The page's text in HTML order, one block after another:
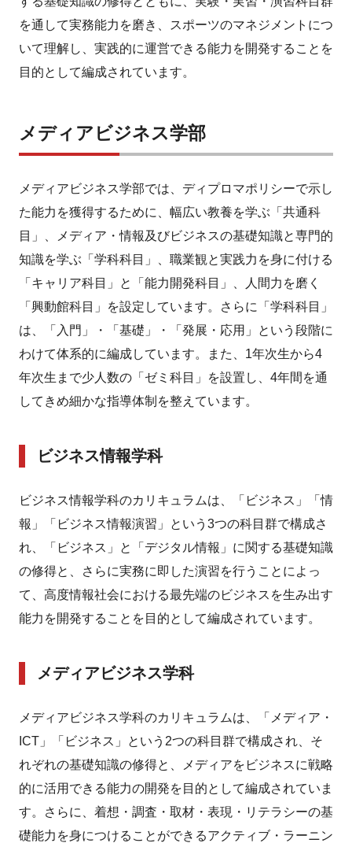
を通して実務能力を磨き、スポーツのマネジメントにつ
いて理解し、実践的に運営できる能力を開発することを
目的として編成されています。
メディアビジネス学部
メディアビジネス学部では、ディプロマポリシーで示し
た能力を獲得するために、幅広い教養を学ぶ「共通科
目」、メディア・情報及びビジネスの基礎知識と専門的
知識を学ぶ「学科科目」、職業観と実践力を身に付ける
「キャリア科目」と「能力開発科目」、人間力を磨く
「興動館科目」を設定しています。さらに「学科科目」
は、「入門」・「基礎」・「発展・応用」という段階に
わけて体系的に編成しています。また、1年次生から4
年次生まで少人数の「ゼミ科目」を設置し、4年間を通
してきめ細かな指導体制を整えています。
ビジネス情報学科
ビジネス情報学科のカリキュラムは、「ビジネス」「情
報」「ビジネス情報演習」という3つの科目群で構成さ
れ、「ビジネス」と「デジタル情報」に関する基礎知識
の修得と、さらに実務に即した演習を行うことによっ
て、高度情報社会における最先端のビジネスを生み出す
能力を開発することを目的として編成されています。
メディアビジネス学科
メディアビジネス学科のカリキュラムは、「メディア・
ICT」「ビジネス」という2つの科目群で構成され、そ
れぞれの基礎知識の修得と、メディアをビジネスに戦略
的に活用できる能力の開発を目的として編成されていま
す。さらに、着想・調査・取材・表現・リテラシーの基
礎能力を身につけることができるアクティブ・ラーニン